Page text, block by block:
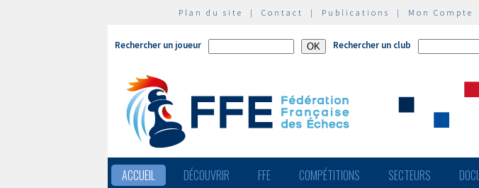
Plan du site | Contact | Publications | Mon Compte
Rechercher un joueur Rechercher un club
ACCUEIL DÉCOUVRIR FFE COMPÉTITIONS SECTEURS